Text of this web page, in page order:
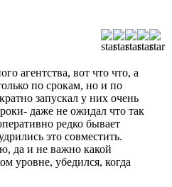
агентства, вот что что, а
по срокам, но и по
запускал у них очень
даже не ожидал что так
редко бывает
это совместить.
да и не важно какой
уровне, убедился, когда